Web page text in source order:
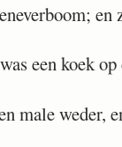
en
een koek
male weder,